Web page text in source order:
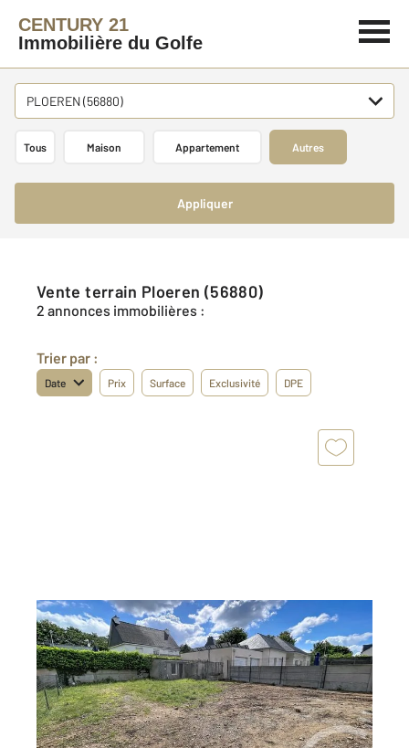
CENTURY 21
Immobilière du Golfe
PLOEREN (56880)
Tous Maison Appartement Autres
Appliquer
Vente terrain Ploeren (56880)
2 annonces immobilières :
Trier par :
Date Prix Surface Exclusivité DPE
PLOEREN 56
300 m2
Ref : 1409
Terrain à vendre
126 500 €